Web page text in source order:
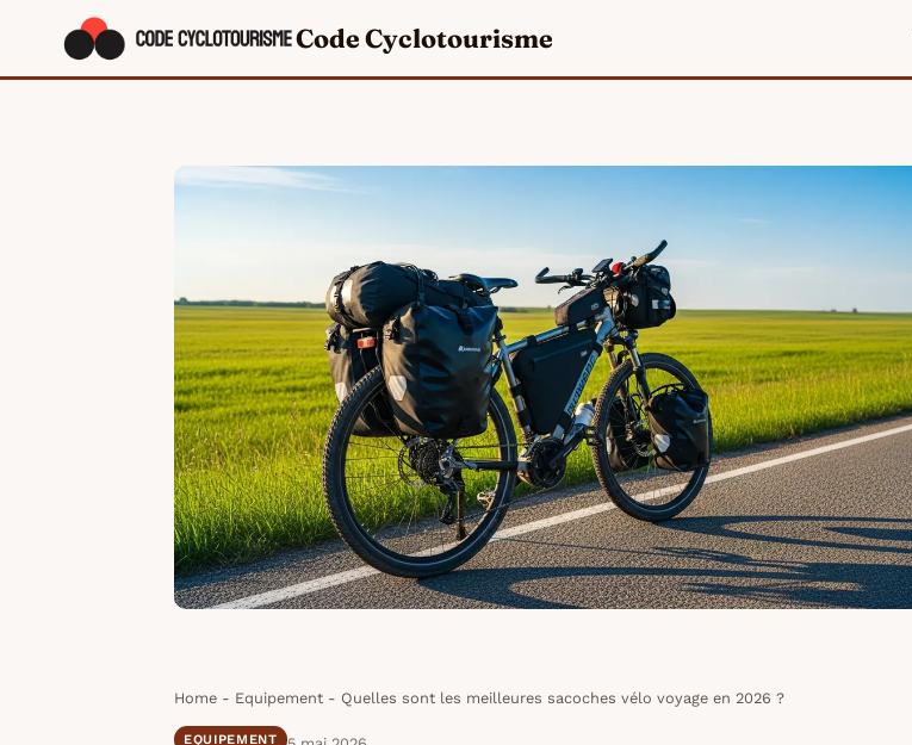
Code Cyclotourisme
Home - Equipement - Quelles sont les meilleures sacoches vélo voyage en 2026 ?
EQUIPEMENT